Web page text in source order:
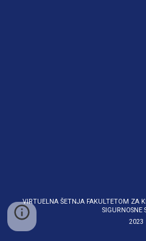
VIRTUELNA ŠETNJA FAKULTETOM ZA
SIGURNOSNE
2023